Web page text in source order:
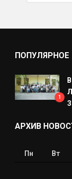
ПОПУЛЯРНОЕ
1
АРХИВ
Пн Вт